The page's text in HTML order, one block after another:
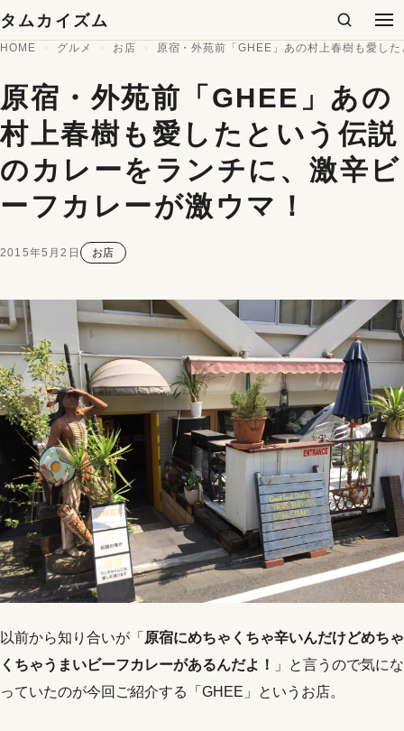
コンテンツへスキップ
タムカイズム 検索 メ
HOME グルメ お店 原宿・外苑前「GHEE」あの村上春樹も愛し
原宿・外苑前「GHEE」あの
村上春樹も愛したという伝説
のカレーをランチに、激辛ビ
ーフカレーが激ウマ！
2015年5月2日 お店
以前から知り合いが「 原宿にめちゃくちゃ辛いんだけどめちゃ
くちゃうまいビーフカレーがあるんだよ！
」と言うので気にな
っていたのが今回ご紹介する「GHEE」というお店。